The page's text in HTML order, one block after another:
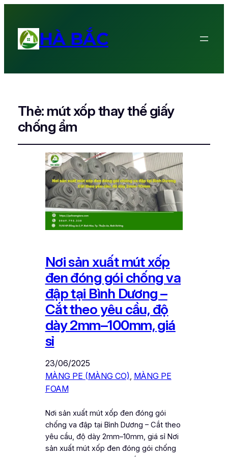
HÀ BẮC
Thẻ: mút xốp thay thế giấy
chống ẩm
Nơi sản xuất mút xốp
đen đóng gói chống va
đập tại Bình Dương –
Cắt theo yêu cầu, độ
dày 2mm–100mm, giá
sỉ
23/06/2025
MÀNG PE (MÀNG CO), MÀNG PE
FOAM
Nơi sản xuất mút xốp đen đóng gói
chống va đập tại Bình Dương – Cắt theo
yêu cầu, độ dày 2mm–10mm, giá sỉ Nơi
sản xuất mút xốp đen đóng gói chống